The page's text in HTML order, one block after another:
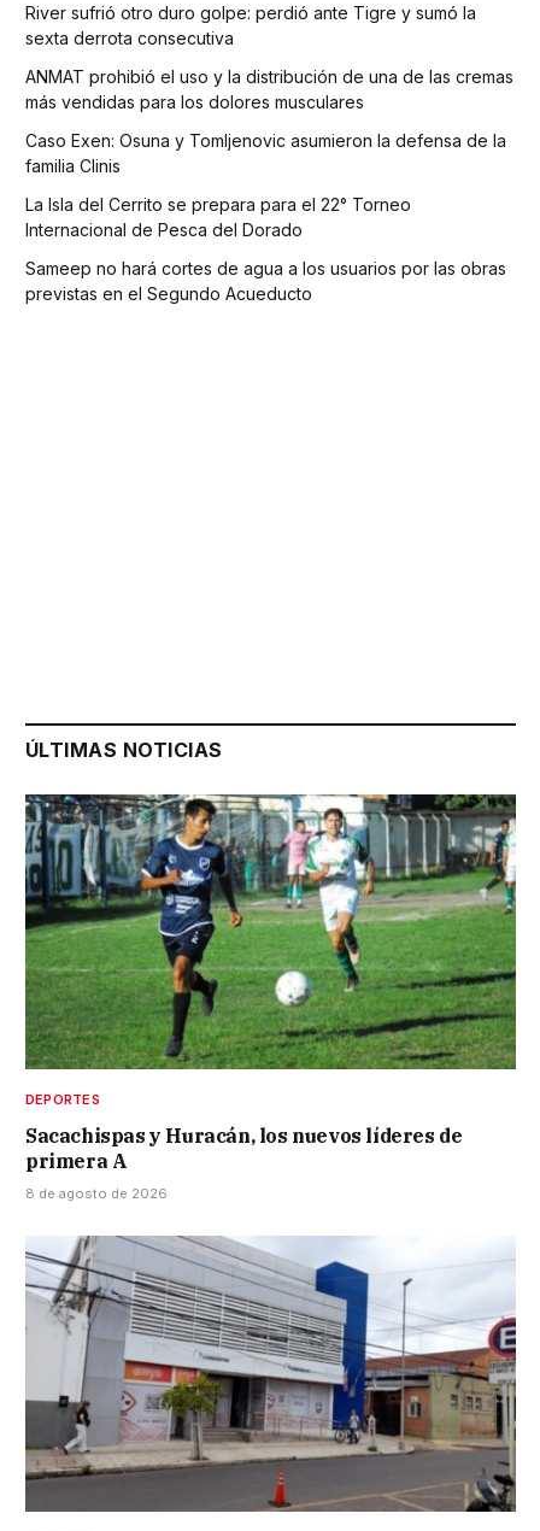
River sufrió otro duro golpe: perdió ante Tigre y sumó la
sexta derrota consecutiva
ANMAT prohibió el uso y la distribución de una de las cremas
más vendidas para los dolores musculares
Caso Exen: Osuna y Tomljenovic asumieron la defensa de la
familia Clinis
La Isla del Cerrito se prepara para el 22° Torneo
Internacional de Pesca del Dorado
Sameep no hará cortes de agua a los usuarios por las obras
previstas en el Segundo Acueducto
ÚLTIMAS NOTICIAS
DEPORTES
Sacachispas y Huracán, los nuevos líderes de
primera A
8 de agosto de 2026